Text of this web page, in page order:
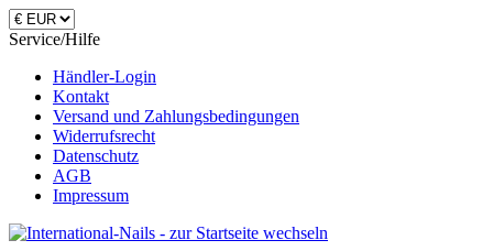
Service/Hilfe
Händler-Login
Kontakt
Versand und Zahlungsbedingungen
Widerrufsrecht
Datenschutz
AGB
Impressum